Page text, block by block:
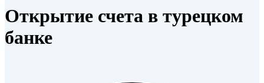
Открытие счета в турецком
банке